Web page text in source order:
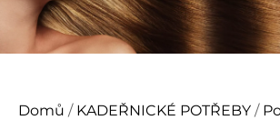
Domů / KADEŘNICKÉ POTŘEBY /